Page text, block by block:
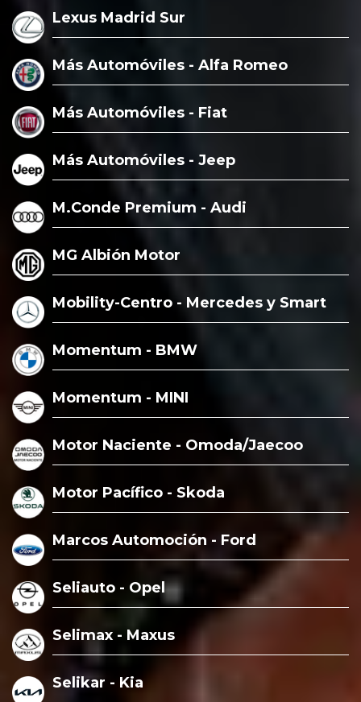
Lexus Madrid Sur
Más Automóviles - Alfa Romeo
Más Automóviles - Fiat
Más Automóviles - Jeep
M.Conde Premium - Audi
MG Albión Motor
Mobility-Centro - Mercedes y Smart
Momentum - BMW
Momentum - MINI
Motor Naciente - Omoda/Jaecoo
Motor Pacífico - Skoda
Marcos Automoción - Ford
Seliauto - Opel
Selimax - Maxus
Selikar - Kia